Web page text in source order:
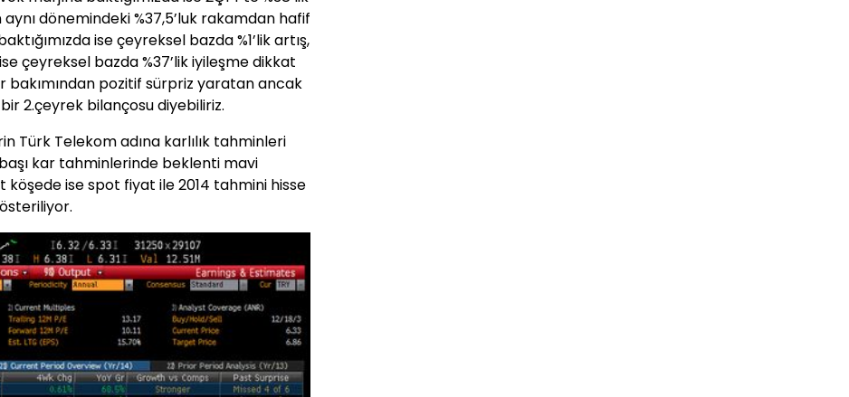
dönemindeki %37,5’luk rakamdan hafif
ise çeyreksel bazda %1’lik artış,
çeyreksel bazda %37’lik iyileşme dikkat
pozitif sürpriz yaratan ancak
2.çeyrek bilançosu diyebiliriz.
Türk Telekom adına karlılık tahminleri
kar tahminlerinde beklenti mavi
ise spot fiyat ile 2014 tahmini hisse